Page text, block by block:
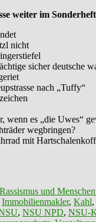
weiter im
nicht
sicher deutsche
nach „Tuffy“
es „die Uwes“
wegbringen?
mit
Rassismus und
Immobilienmakler, Kahl,
, NSU NPD, NSU-